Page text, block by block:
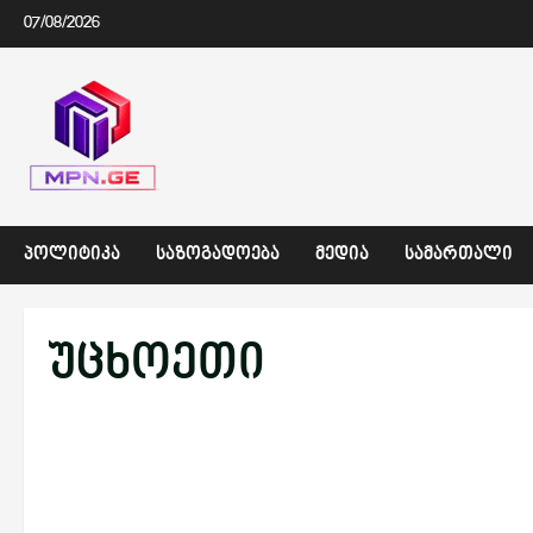
Skip
to
07/08/2026
ᲞᲝᲚᲘᲢᲘᲙᲐ ᲡᲐᲖᲝᲒᲐᲓᲝᲔᲑᲐ ᲛᲔᲓᲘᲐ ᲡᲐᲛᲐᲠᲗᲐᲚᲘ
უცხოეთი